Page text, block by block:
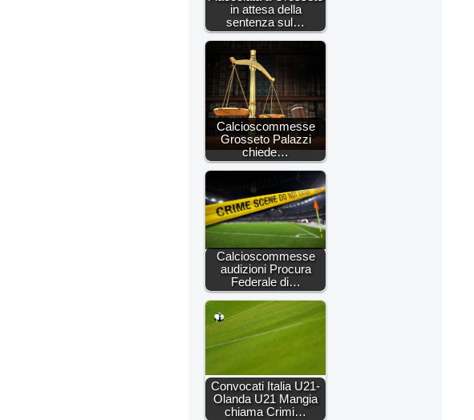
in attesa della
sentenza sul…
Calcioscommesse
Grosseto Palazzi
chiede…
Calcioscommesse
audizioni Procura
Federale di…
Convocati Italia U21-
Olanda U21 Mangia
chiama Crimi…